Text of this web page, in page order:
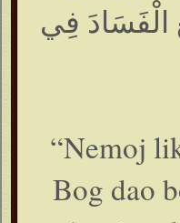
الْفَسَادَ فِي
“Nemoj
Bog dao